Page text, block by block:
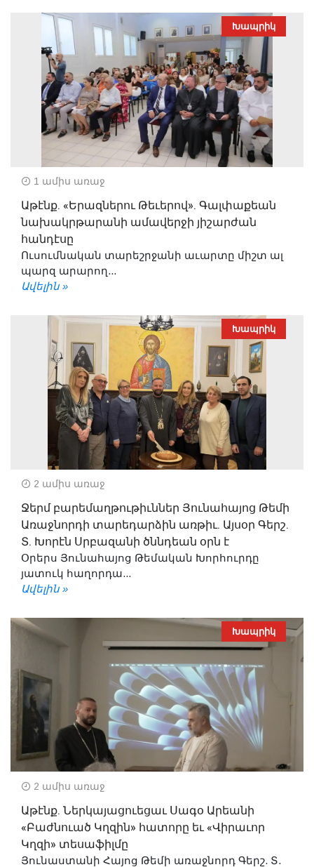
Խապրիկ
1 ամիս առաջ
Աթէնք. «Երազներու Թեւերով». Գալփաքեան
նախակրթարանի ամավերջի յիշարժան
հանդէսը
Ուսումնական տարեշրջանի աւարտը միշտ ալ
պարզ արարող...
Ավելին »
Խապրիկ
2 ամիս առաջ
Ջերմ բարեմաղթութիւններ Յունահայոց Թեմի
Առաջնորդի տարեդարձին առթիւ. Այսօր Գերշ.
Տ. Խորէն Սրբազանի ծննդեան օրն է
Օրերս Յունահայոց Թեմական Խորհուրդը
յատուկ հաղորդա...
Ավելին »
Խապրիկ
2 ամիս առաջ
Աթէնք. Ներկայացուեցաւ Սագօ Արեանի
«Բաժնուած Կղզին» հատորը եւ «Վիրաւոր
Կղզի» տեսաֆիլմը
Յունաստանի Հայոց Թեմի առաջնորդ Գերշ. Տ.